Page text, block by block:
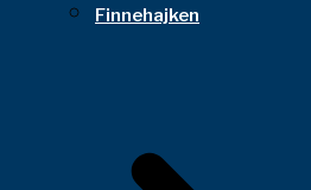
Finnehajken